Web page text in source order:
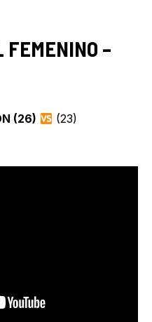
–
(26)
(23)